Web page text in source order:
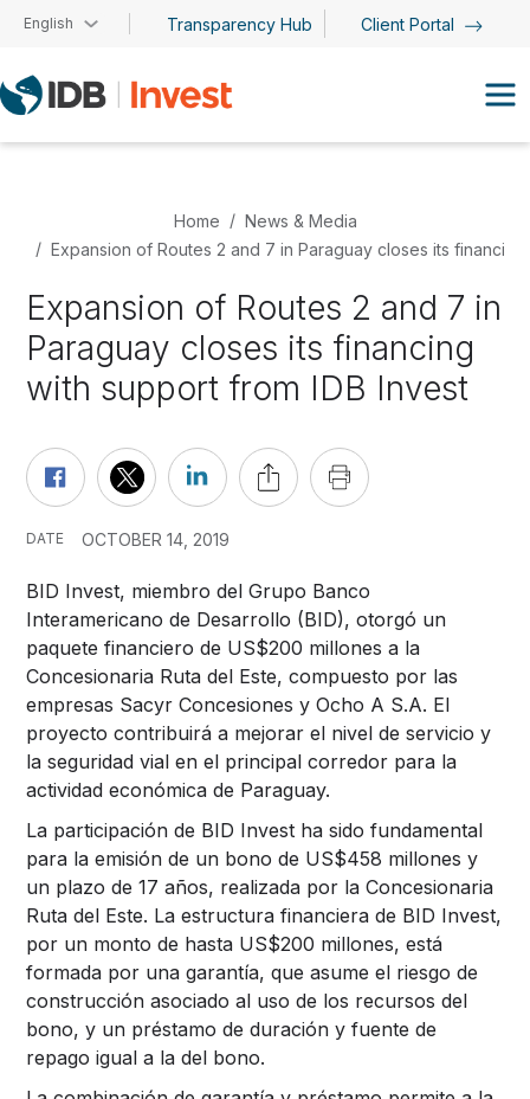
Skip to main content
English Transparency Hub Client Portal
Home
News & Media
Expansion of Routes 2 and 7 in Paraguay closes its
Expansion of Routes 2 and 7 in
Paraguay closes its financing
with support from IDB Invest
DATE OCTOBER 14, 2019
BID Invest, miembro del Grupo Banco
Interamericano de Desarrollo (BID), otorgó un
paquete financiero de US$200 millones a la
Concesionaria Ruta del Este, compuesto por las
empresas Sacyr Concesiones y Ocho A S.A. El
proyecto contribuirá a mejorar el nivel de servicio y
la seguridad vial en el principal corredor para la
actividad económica de Paraguay.
La participación de BID Invest ha sido fundamental
para la emisión de un bono de US$458 millones y
un plazo de 17 años, realizada por la Concesionaria
Ruta del Este. La estructura financiera de BID Invest,
por un monto de hasta US$200 millones, está
formada por una garantía, que asume el riesgo de
construcción asociado al uso de los recursos del
bono, y un préstamo de duración y fuente de
repago igual a la del bono.